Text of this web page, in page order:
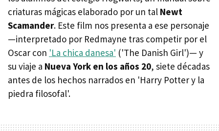
criaturas mágicas elaborado por un tal Newt
Scamander. Este film nos presenta a ese personaje
—interpretado por Redmayne tras competir por el
Oscar con 'La chica danesa' ('The Danish Girl')— y
su viaje a Nueva York en los años 20, siete décadas
antes de los hechos narrados en 'Harry Potter y la
piedra filosofal'.